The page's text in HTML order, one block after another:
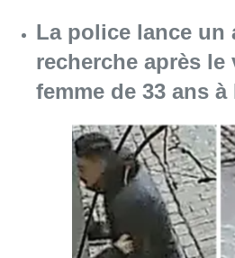
06 août 2026 Consulter
La Commune